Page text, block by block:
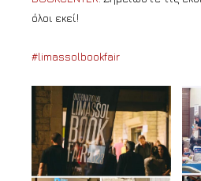
όλοι εκεί!
#limassolbookfair